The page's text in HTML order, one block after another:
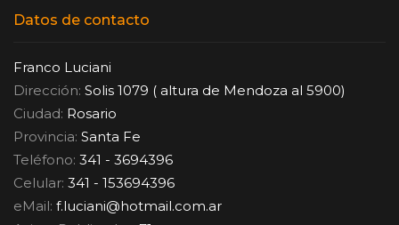
Datos de contacto
Franco Luciani
Dirección: Solis 1079 ( altura de Mendoza al 5900)
Ciudad: Rosario
Provincia: Santa Fe
Teléfono: 341 - 3694396
Celular: 341 - 153694396
eMail: f.luciani@hotmail.com.ar